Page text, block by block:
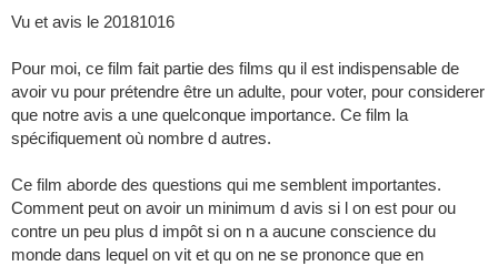
Vu et avis le 20181016
Pour moi, ce film fait partie des films qu il est indispensable de
avoir vu pour prétendre être un adulte, pour voter, pour considerer
que notre avis a une quelconque importance. Ce film la
spécifiquement où nombre d autres.
Ce film aborde des questions qui me semblent importantes.
Comment peut on avoir un minimum d avis si l on est pour ou
contre un peu plus d impôt si on n a aucune conscience du
monde dans lequel on vit et qu on ne se prononce que en